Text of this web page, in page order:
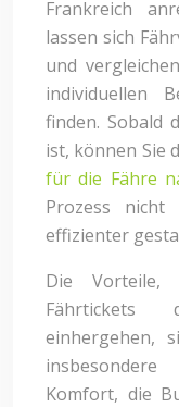
Frankreich
lassen sich
und
individuellen
finden. Sobald
ist, können Sie
für die Fähre
Prozess
effizienter
Die
Fährtickets
einhergehen,
Komfort, die